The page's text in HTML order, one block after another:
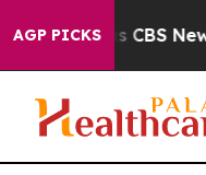
AGP PICKS
was CBS News